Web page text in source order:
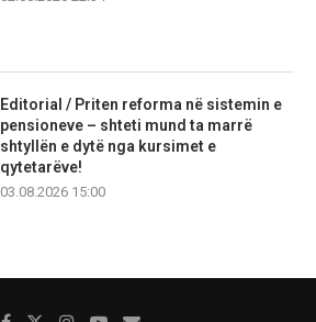
Editorial / Priten reforma në sistemin e
pensioneve – shteti mund ta marrë
shtyllën e dytë nga kursimet e
qytetarëve!
03.08.2026 15:00